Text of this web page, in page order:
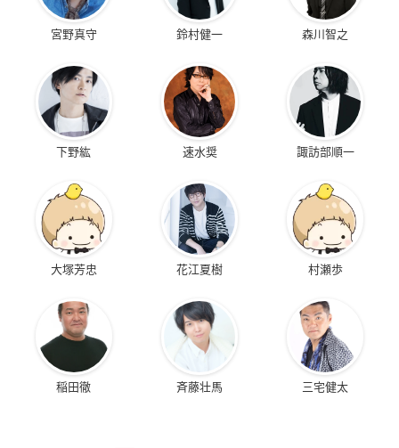
宮野真守 鈴村健一 森川智之
下野紘 速水奨 諏訪部順一
大塚芳忠 花江夏樹 村瀬歩
稲田徹 斉藤壮馬 三宅健太